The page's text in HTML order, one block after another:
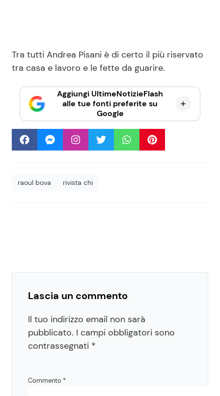
Tra tutti Andrea Pisani è di certo il più riservato
tra casa e lavoro e le fette da guarire.
Aggiungi UltimeNotizieFlash
alle tue fonti preferite su
Google
raoul bova rivista chi
Lascia un commento
Il tuo indirizzo email non sarà
pubblicato. I campi obbligatori sono
contrassegnati *
Commento *